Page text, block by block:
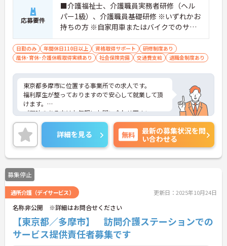
応募要件
■介護福祉士、介護職員実務者研修（ヘル
パー1級）、介護職員基礎研修 ※いずれかお
持ちの方 ※自家用車またはバイクでのサー
ビス稼働必須
日勤のみ 年間休日110日以上 資格取得サポート
研修制度あり
産休･育休･介護休暇取得実績あり
社会保険完備 交通費支給 退職金制度あり
東京都多摩市に位置する事業所での求人です。
福利厚生が整っておりますので安心して就業して頂
けます。
ご興味のある方はお気軽にお問い合わせ下さい。
詳細を見る 無料
最新の募集状況を問
い合わせる
募集停止
通所介護（デイサービス） 更新日：2025年10月24日
名称非公開 ※詳細はお問合せください
【東京都／多摩市】 訪問介護ステーションでの
サービス提供責任者募集です